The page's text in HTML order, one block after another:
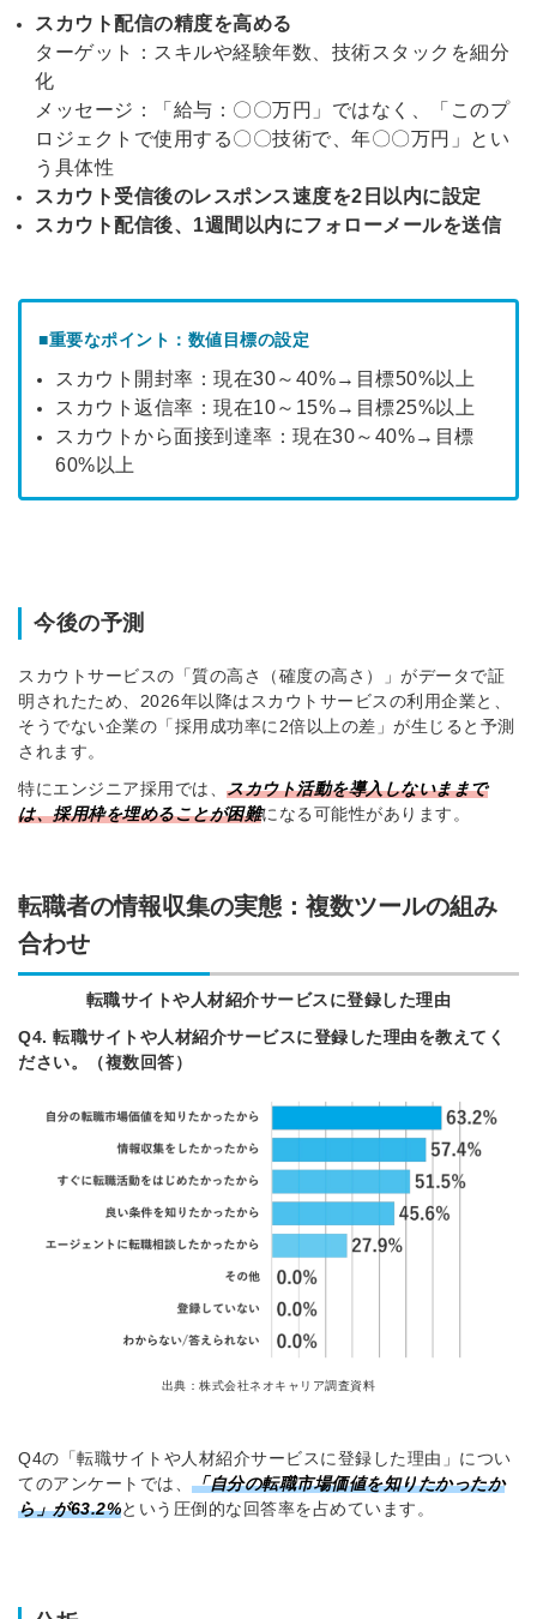
スカウト配信の精度を高める
ターゲット：スキルや経験年数、技術スタックを細分
化
メッセージ：「給与：〇〇万円」ではなく、「このプ
ロジェクトで使用する〇〇技術で、年〇〇万円」とい
う具体性
スカウト受信後のレスポンス速度を2日以内に設定
スカウト配信後、1週間以内にフォローメールを送信
■重要なポイント：数値目標の設定
スカウト開封率：現在30～40%→目標50%以上
スカウト返信率：現在10～15%→目標25%以上
スカウトから面接到達率：現在30～40%→目標
60%以上
今後の予測
スカウトサービスの「質の高さ（確度の高さ）」がデータで証
明されたため、2026年以降はスカウトサービスの利用企業と、
そうでない企業の「採用成功率に2倍以上の差」が生じると予測
されます。
特にエンジニア採用では、 スカウト活動を導入しないままで
は、採用枠を埋めることが困難になる可能性があります。
転職者の情報収集の実態：複数ツールの組み
合わせ
転職サイトや人材紹介サービスに登録した理由
Q4. 転職サイトや人材紹介サービスに登録した理由を教えてく
ださい。（複数回答）
出典：株式会社ネオキャリア調査資料
Q4の「転職サイトや人材紹介サービスに登録した理由」につい
てのアンケートでは、 「自分の転職市場価値を知りたかったか
ら」が63.2%という圧倒的な回答率を占めています。